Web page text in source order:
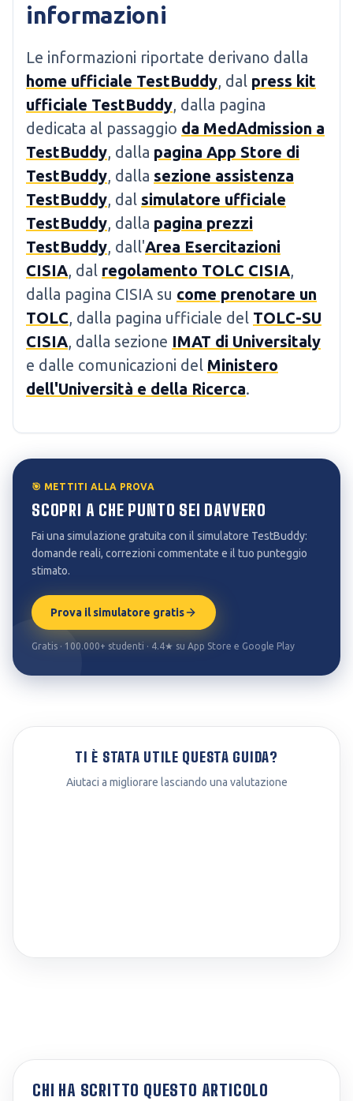
informazioni
Le informazioni riportate derivano dalla
home ufficiale TestBuddy, dal press kit
ufficiale TestBuddy, dalla pagina
dedicata al passaggio da MedAdmission a
TestBuddy, dalla pagina App Store di
TestBuddy, dalla sezione assistenza
TestBuddy, dal simulatore ufficiale
TestBuddy, dalla pagina prezzi
TestBuddy, dall'Area Esercitazioni
CISIA, dal regolamento TOLC CISIA,
dalla pagina CISIA su come prenotare un
TOLC, dalla pagina ufficiale del TOLC-SU
CISIA, dalla sezione IMAT di Universitaly
e dalle comunicazioni del Ministero
dell'Università e della Ricerca.
🎯 METTITI ALLA PROVA
SCOPRI A CHE PUNTO SEI DAVVERO
Fai una simulazione gratuita con il simulatore TestBuddy:
domande reali, correzioni commentate e il tuo punteggio
stimato.
Prova il simulatore gratis
Gratis · 100.000+ studenti · 4.4★ su App Store e Google Play
TI È STATA UTILE QUESTA GUIDA?
Aiutaci a migliorare lasciando una valutazione
CHI HA SCRITTO QUESTO ARTICOLO